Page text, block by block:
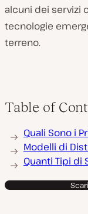
alcuni dei servizi
tecnologie
terreno.
Table of
Quali Sono i
Modelli di
Quanti Tipi di